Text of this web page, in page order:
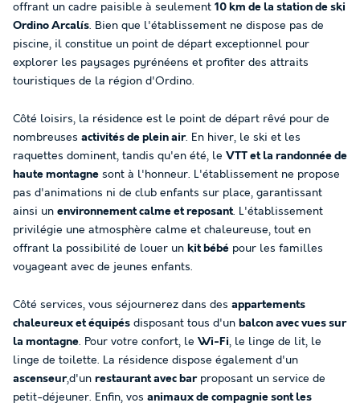
offrant un cadre paisible à seulement 10 km de la station de ski
Ordino Arcalís. Bien que l'établissement ne dispose pas de
piscine, il constitue un point de départ exceptionnel pour
explorer les paysages pyrénéens et profiter des attraits
touristiques de la région d'Ordino.
Côté loisirs, la résidence est le point de départ rêvé pour de
nombreuses activités de plein air. En hiver, le ski et les
raquettes dominent, tandis qu'en été, le VTT et la randonnée de
haute montagne sont à l'honneur. L'établissement ne propose
pas d'animations ni de club enfants sur place, garantissant
ainsi un environnement calme et reposant. L'établissement
privilégie une atmosphère calme et chaleureuse, tout en
offrant la possibilité de louer un kit bébé pour les familles
voyageant avec de jeunes enfants.
Côté services, vous séjournerez dans des appartements
chaleureux et équipés disposant tous d'un balcon avec vues sur
la montagne. Pour votre confort, le Wi-Fi, le linge de lit, le
linge de toilette. La résidence dispose également d'un
ascenseur,d'un restaurant avec barproposant un service de
petit-déjeuner. Enfin, vos animaux de compagnie sont les